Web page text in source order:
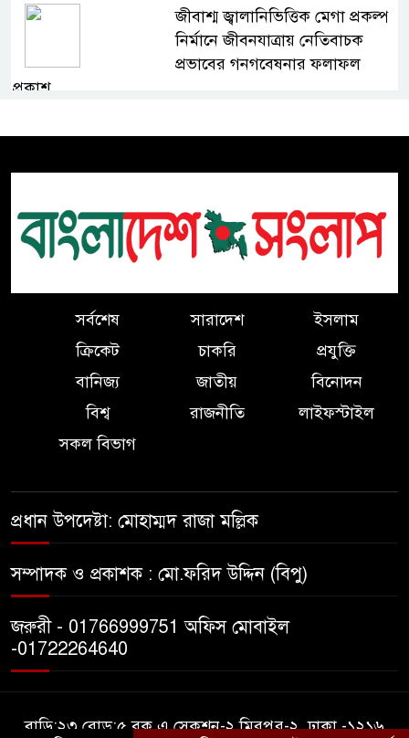
জীবাশ্ম জ্বালানিভিত্তিক মেগা প্রকল্প
নির্মানে জীবনযাত্রায় নেতিবাচক
প্রভাবের গনগবেষনার ফলাফল
প্রকাশ
অভাবের দিন পেরিয়ে মানুষের পাশে
বিএনপির সভাপতির বিরুদ্ধে মিথ্যা
সংবাদের প্রতিবাদ ও ৪ সনাতনী
পরিবারের নিরাপত্তার দাবিতে সংবাদ
সম্মেলন
নির্বাচনকালে ভোটারদের দেয়া
প্রতিশ্রুতি পূরণ করলেন এমপি
এবিএম মোশাররফ।
কুযাকাটায় শিক্ষার্থীর সঙ্গে অফিস
সাময়িক বরখাস্ত
কলাপাড়ায় জুলাই গণঅভ্যুত্থান
সর্বশেষ সারাদেশ
ইসলাম
ক্রিকেট
চাকরি
প্রযুক্তি
বানিজ্য
জাতীয়
বিনোদন
বিশ্ব
রাজনীতি
লাইফস্টাইল
সকল বিভাগ
প্রধান উপদেষ্টা: মোহাম্মদ রাজা মল্লিক
সম্পাদক ও প্রকাশক : মো.ফরিদ উদ্দিন (বিপু)
জরুরী - 01766999751 অফিস মোবাইল
-01722264640
বাড়ি:২৩ রোড:৫ ব্লক এ সেকশন-২ মিরপুর-২, ঢাকা -১২১৬